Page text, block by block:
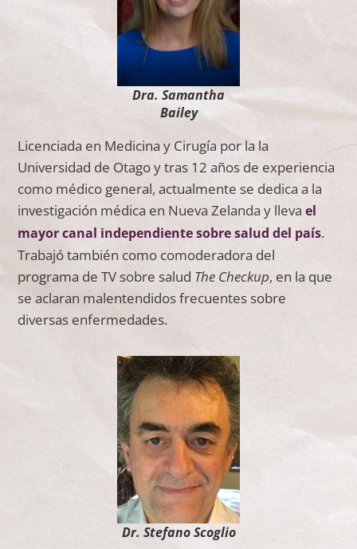
Dra. Samantha
Bailey
Licenciada en Medicina y Cirugía por la la
Universidad de Otago y tras 12 años de experiencia
como médico general, actualmente se dedica a la
investigación médica en Nueva Zelanda y lleva el
mayor canal independiente sobre salud del país.
Trabajó también como comoderadora del
programa de TV sobre salud The Checkup, en la que
se aclaran malentendidos frecuentes sobre
diversas enfermedades.
Dr. Stefano Scoglio